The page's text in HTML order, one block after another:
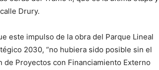
Drury.
este impulso de la obra del Parque Lineal
2030, “no hubiera sido posible sin el
de Proyectos con Financiamiento Externo